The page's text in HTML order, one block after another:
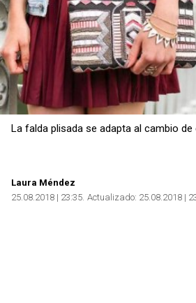
Copiar
La falda plisada se adapta al cambio de
Laura Méndez
25.08.2018 | 23:35 Actualizado: 25.08.2018 |